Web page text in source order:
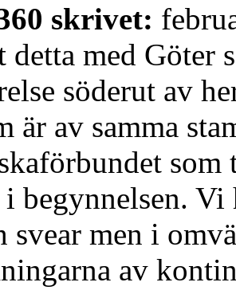
skrivet:
detta med
söderut av
är av samma
begynnelsen.
svear men i
av